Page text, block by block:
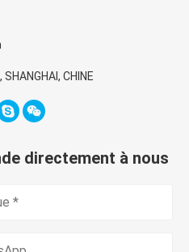
CHINE
directement à nous